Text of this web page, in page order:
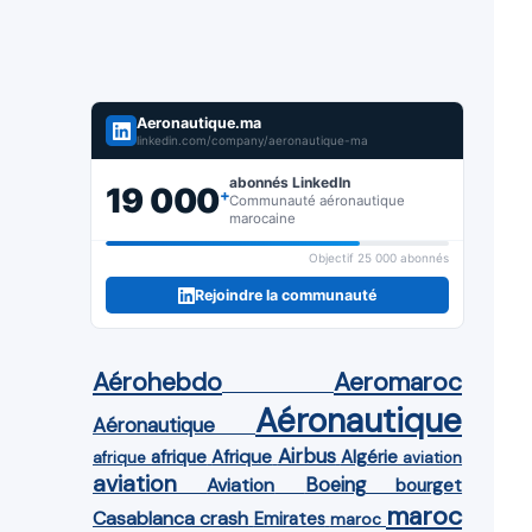
Aeronautique.ma
linkedin.com/company/aeronautique-ma
19 000+
abonnés LinkedIn
Communauté aéronautique
marocaine
Objectif 25 000 abonnés
Rejoindre la communauté
Aérohebdo Aeromaroc
Aéronautique Aéronautique
afrique afrique Afrique Airbus Algérie aviation
aviation Aviation Boeing bourget
Casablanca crash Emirates maroc maroc